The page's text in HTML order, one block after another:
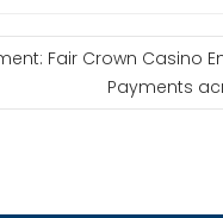
Fair Crown Casino
Payments